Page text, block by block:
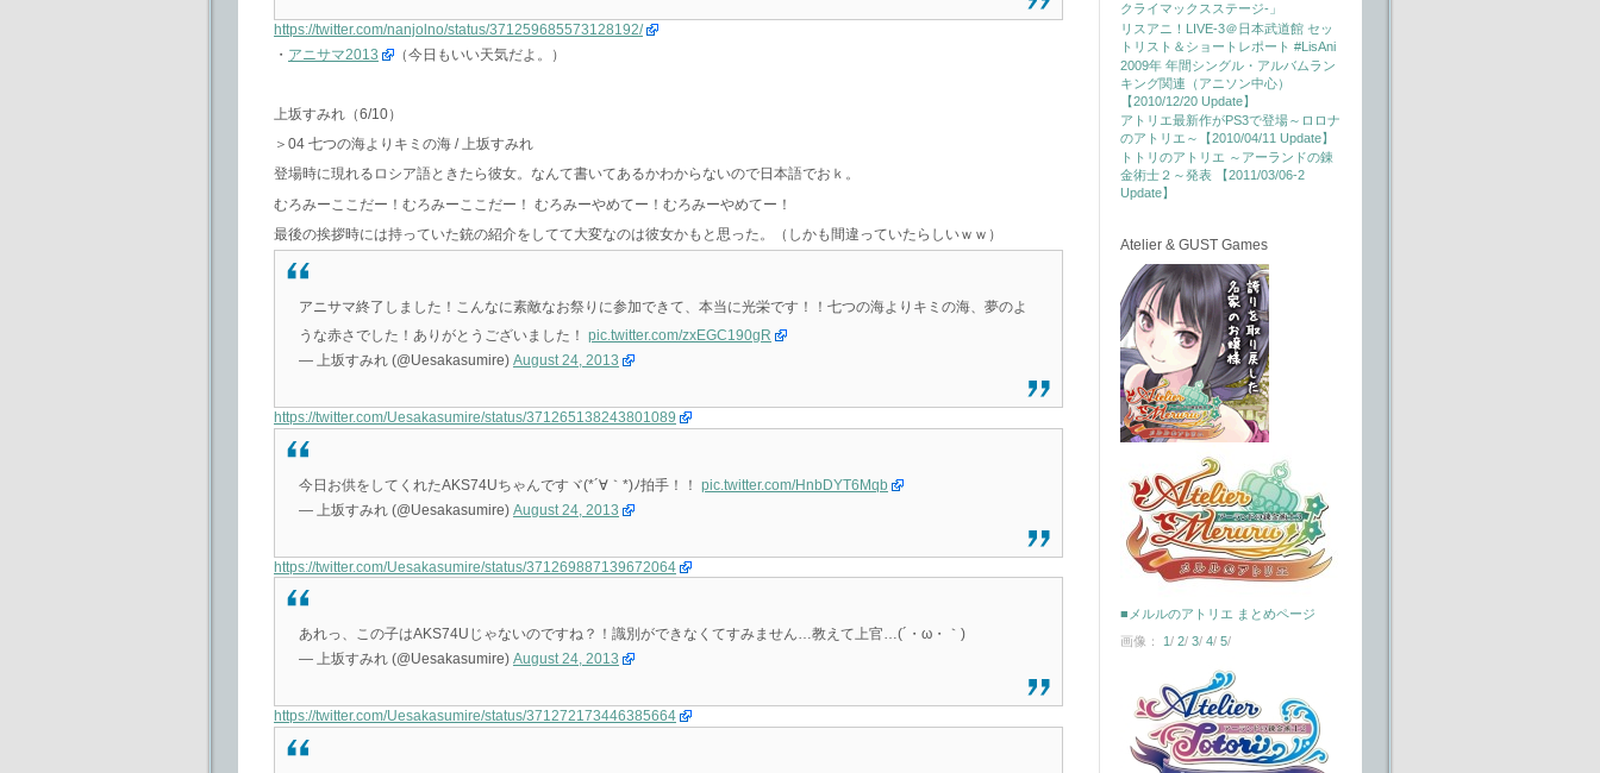
https://twitter.com/nanjolno/status/371259685573128192/
・ アニサマ2013 （今日もいい天気だよ。）
上坂すみれ（6/10）
＞04 七つの海よりキミの海 / 上坂すみれ
登場時に現れるロシア語ときたら彼女。なんて書いてあるかわからないので日本語でおｋ。
むろみーここだー！むろみーここだー！ むろみーやめてー！むろみーやめてー！
最後の挨拶時には持っていた銃の紹介をしてて大変なのは彼女かもと思った。（しかも間違っていたらしいｗｗ）
アニサマ終了しました！こんなに素敵なお祭りに参加できて、本当に光栄です！！七つの海よりキミの海、夢のよ
うな赤さでした！ありがとうございました！ pic.twitter.com/zxEGC190gR
— 上坂すみれ (@Uesakasumire) August 24, 2013
https://twitter.com/Uesakasumire/status/371265138243801089
今日お供をしてくれたAKS74Uちゃんですヾ(*´∀｀*)ﾉ拍手！！ pic.twitter.com/HnbDYT6Mqb
— 上坂すみれ (@Uesakasumire) August 24, 2013
https://twitter.com/Uesakasumire/status/371269887139672064
あれっ、この子はAKS74Uじゃないのですね？！識別ができなくてすみません…教えて上官…(´・ω・｀)
— 上坂すみれ (@Uesakasumire) August 24, 2013
https://twitter.com/Uesakasumire/status/371272173446385664
クライマックスステージ-」
リスアニ！LIVE-3＠日本武道館 セッ
トリスト＆ショートレポート #LisAni
2009年 年間シングル・アルバムラン
キング関連（アニソン中心）
【2010/12/20 Update】
アトリエ最新作がPS3で登場～ロロナ
のアトリエ～【2010/04/11 Update】
トトリのアトリエ ～アーランドの錬
金術士２～発表 【2011/03/06-2
Update】
Atelier & GUST Games
■メルルのアトリエ まとめページ
画像： 1/ 2/ 3/ 4/ 5/